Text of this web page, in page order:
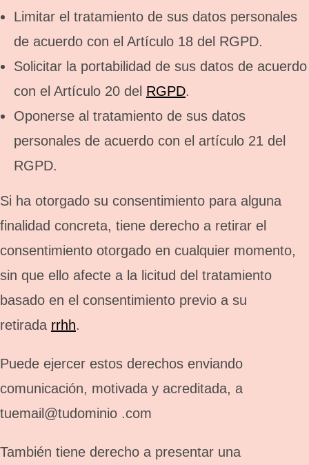
Limitar el tratamiento de sus datos personales
de acuerdo con el Artículo 18 del RGPD.
Solicitar la portabilidad de sus datos de acuerdo
con el Artículo 20 del RGPD.
Oponerse al tratamiento de sus datos
personales de acuerdo con el artículo 21 del
RGPD.
Si ha otorgado su consentimiento para alguna
finalidad concreta, tiene derecho a retirar el
consentimiento otorgado en cualquier momento,
sin que ello afecte a la licitud del tratamiento
basado en el consentimiento previo a su
retirada rrhh.
Puede ejercer estos derechos enviando
comunicación, motivada y acreditada, a
tuemail@tudominio .com
También tiene derecho a presentar una